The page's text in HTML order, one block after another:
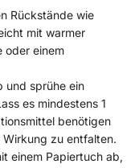
Rückstände wie
mit warmer
oder einem
und sprühe ein
es mindestens 1
benötigen
Wirkung zu entfalten.
einem Papiertuch ab,